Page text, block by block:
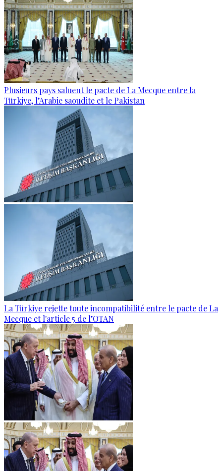
Plusieurs pays saluent le pacte de La Mecque entre la
Türkiye, l’Arabie saoudite et le Pakistan
La Türkiye rejette toute incompatibilité entre le pacte de La
Mecque et l'article 5 de l’OTAN